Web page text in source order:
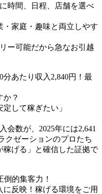
時間、日程、店舗を選べ
・家庭・趣味と両立しやす
ー可能だから急なお引越
あたり収入2,840円！最
か？
して稼ぎたい」
会数が、2025年には2,641
クゼーションのプロたち
稼げる」と確信した証拠で
倒的集客力！
に反映！稼げる環境をご用